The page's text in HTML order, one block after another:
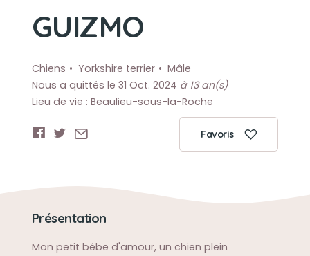
GUIZMO
Chiens Yorkshire terrier
Mâle
Nous a quittés le 31 Oct. 2024 à 13 an(s)
Lieu de vie : Beaulieu-sous-la-Roche
Favoris
Présentation
Mon petit bébe d'amour, un chien plein